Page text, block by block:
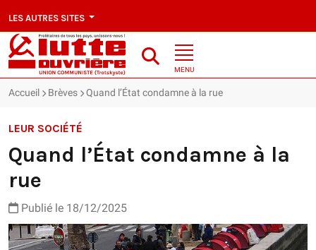
LES AUTRES SITES
MENU
Accueil Brèves Quand l’État condamne à la rue
LEUR SOCIÉTÉ
Quand l’État condamne à la
rue
Publié le 18/12/2025